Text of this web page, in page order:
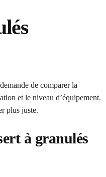
de comparer la
et le niveau d’équipement.
plus juste.
à granulés